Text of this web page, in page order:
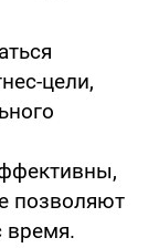
цели,
позволяют
время.